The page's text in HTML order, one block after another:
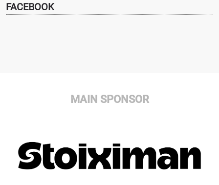
FACEBOOK
MAIN SPONSOR